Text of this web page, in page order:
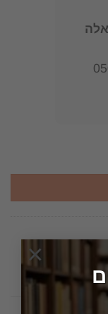
×
722-